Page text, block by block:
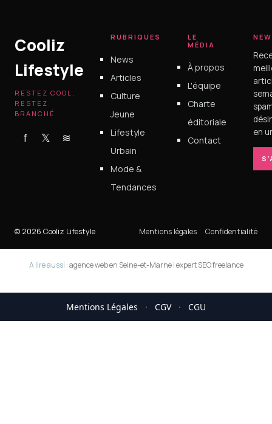
Cooliz
Lifestyle
RESTEZ COOL,
RESTEZ
BRANCHÉ
f 𝕏 ≋
RUBRIQUES
News
Articles
Culture
Jeune
Lifestyle
Urbain
Mode &
Tendances
LE
MÉDIA
À propos
L'équipe
Charte
éditoriale
Contact
en
© 2026 Cooliz Lifestyle Mentions légales Confidentialité
A lire aussi :agence web en Seine-et-Marne|expert SEO freelance
Mentions Légales · CGV · CGU